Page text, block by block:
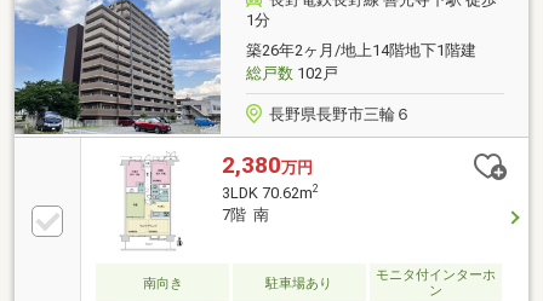
1分
築26年2ヶ月/地上14階地下1階建
総戸数102戸
長野県長野市三輪６
2,380万円
3LDK 70.62m2
7階 南
南向き 駐車場あり
モニタ付インターホ
ン